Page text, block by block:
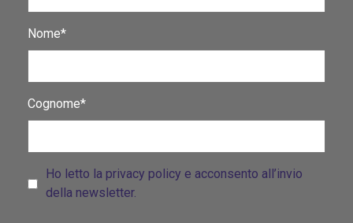
Nome*
Cognome*
Ho letto la privacy policy e acconsento all’invio
della newsletter.